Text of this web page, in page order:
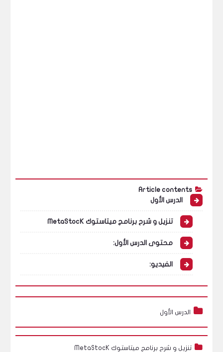
Article contents
الدرس الأول
تنزيل و شرح برنامج ميتاستوك MetaStocK
محتوى الدرس الأول:
الفيديو:
الدرس الأول
تنزيل و شرح برنامج ميتاستوك MetaStocK